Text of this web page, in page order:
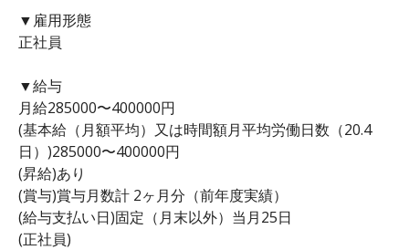
▼雇用形態
正社員
▼給与
月給285000〜400000円
(基本給（月額平均）又は時間額月平均労働日数（20.4
日）)285000〜400000円
(昇給)あり
(賞与)賞与月数計 2ヶ月分（前年度実績）
(給与支払い日)固定（月末以外）当月25日
(正社員)